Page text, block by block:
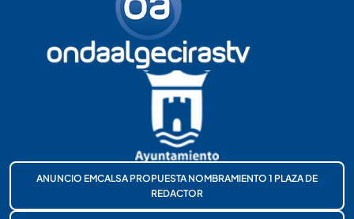
ANUNCIO EMCALSA PROPUESTA NOMBRAMIENTO 1 PLAZA DE
REDACTOR